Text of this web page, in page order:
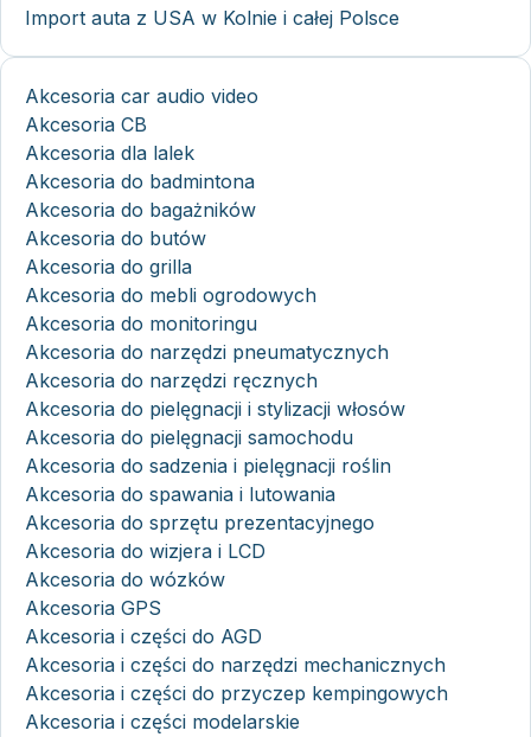
Import auta z USA w Kolnie i całej Polsce
Akcesoria car audio video
Akcesoria CB
Akcesoria dla lalek
Akcesoria do badmintona
Akcesoria do bagażników
Akcesoria do butów
Akcesoria do grilla
Akcesoria do mebli ogrodowych
Akcesoria do monitoringu
Akcesoria do narzędzi pneumatycznych
Akcesoria do narzędzi ręcznych
Akcesoria do pielęgnacji i stylizacji włosów
Akcesoria do pielęgnacji samochodu
Akcesoria do sadzenia i pielęgnacji roślin
Akcesoria do spawania i lutowania
Akcesoria do sprzętu prezentacyjnego
Akcesoria do wizjera i LCD
Akcesoria do wózków
Akcesoria GPS
Akcesoria i części do AGD
Akcesoria i części do narzędzi mechanicznych
Akcesoria i części do przyczep kempingowych
Akcesoria i części modelarskie